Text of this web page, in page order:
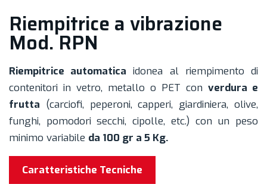
Riempitrice a vibrazione
Mod. RPN
Riempitrice automatica idonea al riempimento di
contenitori in vetro, metallo o PET con verdura e
frutta (carciofi, peperoni, capperi, giardiniera, olive,
funghi, pomodori secchi, cipolle, etc.) con un peso
minimo variabile da 100 gr a 5 Kg.
Caratteristiche Tecniche